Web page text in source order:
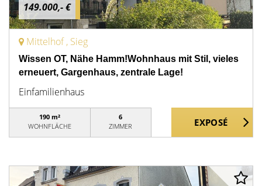
149.000,- €
Mittelhof , Sieg
Wissen OT, Nähe Hamm!Wohnhaus mit Stil, vieles
erneuert, Gargenhaus, zentrale Lage!
Einfamilienhaus
190 m²
WOHNFLÄCHE
6
ZIMMER